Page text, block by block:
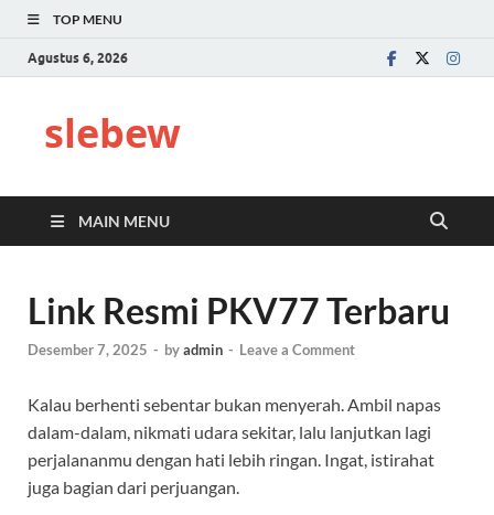
TOP MENU
Agustus 6, 2026
slebew
MAIN MENU
Link Resmi PKV77 Terbaru
Desember 7, 2025 - byadmin - Leave a Comment
Kalau berhenti sebentar bukan menyerah. Ambil napas
dalam-dalam, nikmati udara sekitar, lalu lanjutkan lagi
perjalananmu dengan hati lebih ringan. Ingat, istirahat
juga bagian dari perjuangan.